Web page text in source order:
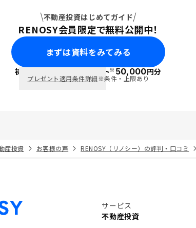
不動産投資はじめてガイド
RENOSY会員限定で無料公開中！
まずは資料をみてみる
初回面談で ポイント※50,000円分
プレゼント適用条件詳細※条件・上限あり
産投資 お客様の声 RENOSY（リノシー）の評判・口コミ
サービス
不動産投資